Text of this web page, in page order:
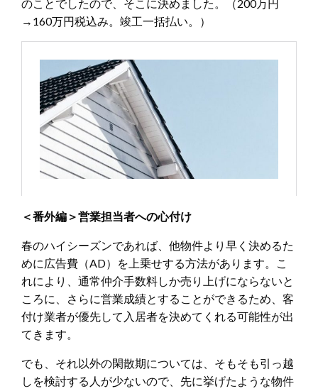
のことでしたので、そこに決めました。（200万円
→160万円税込み。竣工一括払い。）
＜番外編＞営業担当者への心付け
春のハイシーズンであれば、他物件より早く決めるた
めに広告費（AD）を上乗せする方法があります。こ
れにより、通常仲介手数料しか売り上げにならないと
ころに、さらに営業成績とすることができるため、客
付け業者が優先して入居者を決めてくれる可能性が出
てきます。
でも、それ以外の閑散期については、そもそも引っ越
しを検討する人が少ないので、先に挙げたような物件